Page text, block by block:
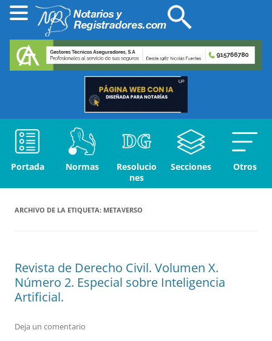
Portada Normas
Resolucio
nes
Secciones Otros
ARCHIVO DE LA ETIQUETA: METAVERSO
Revista de Derecho Civil. Volumen X.
Número 2. Especial sobre Inteligencia
Artificial.
Deja un comentario